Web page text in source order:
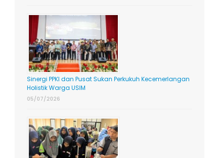
Sinergi PPKI dan Pusat Sukan Perkukuh Kecemerlangan
Holistik Warga USIM
05/07/2026